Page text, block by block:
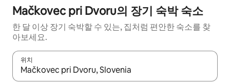
Mačkovec pri Dvoru의 장기 숙박 숙소
한 달 이상 장기 숙박할 수 있는, 집처럼 편안한 숙소를 찾
아보세요.
위치
결과가 나오면 위·아래 화살표 키를 사용하거나 터치 또는 스와이